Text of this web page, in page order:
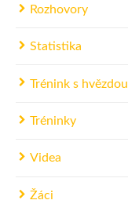
Rozhovory
Statistika
Trénink s hvězdou
Tréninky
Videa
Žáci